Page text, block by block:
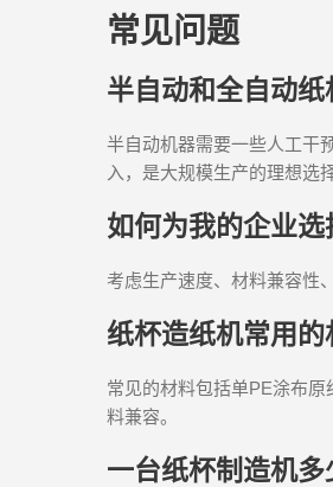
常见问题
半自动和全自动纸
半自动机器需要一些人工干
入，是大规模生产的理想选择
如何为我的企业选
考虑生产速度、材料兼容性
纸杯造纸机常用的
常见的材料包括单PE涂布
料兼容。
一台纸杯制造机多